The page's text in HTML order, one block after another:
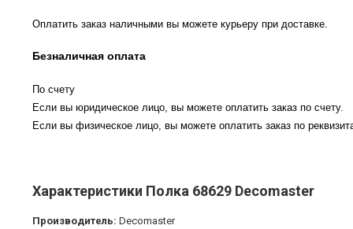
Оплатить заказ наличными вы можете курьеру при доставке.
Безналичная оплата
По счету
Если вы юридическое лицо, вы можете оплатить заказ по счету.
Если вы физическое лицо, вы можете оплатить заказ по
Характеристики Полка 68629 Decomaster
Производитель: Decomaster